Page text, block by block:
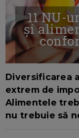
11 NU-
și
Diversificarea
extrem de
Alimentele
nu trebuie să